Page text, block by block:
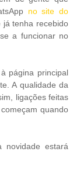
no site do
já tenha recebido
a funcionar no
página principal
A qualidade da
ligações feitas
quando
novidade estará